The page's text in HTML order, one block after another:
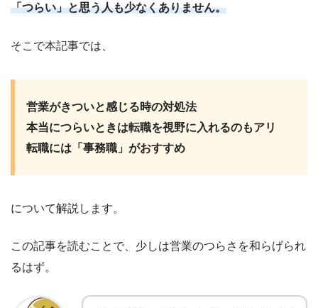
「つらい」と思う人も少なくありません。
そこで本記事では、
営業がきついと感じる時の対処法
本当につらいときは転職を視野に入れるのもアリ
転職には「事務職」がおすすめ
について解説します。
この記事を読むことで、少しは営業のつらさを和らげられ
るはず。